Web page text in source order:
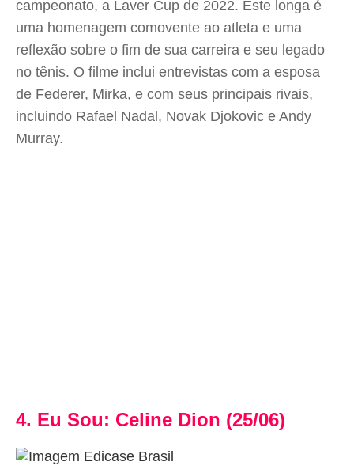
campeonato, a Laver Cup de 2022. Este longa é
uma homenagem comovente ao atleta e uma
reflexão sobre o fim de sua carreira e seu legado
no tênis. O filme inclui entrevistas com a esposa
de Federer, Mirka, e com seus principais rivais,
incluindo Rafael Nadal, Novak Djokovic e Andy
Murray.
4. Eu Sou: Celine Dion (25/06)